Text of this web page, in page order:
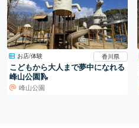
お店/体験 香川県
こどもから大人まで夢中になれる
峰山公園🛝
峰山公園